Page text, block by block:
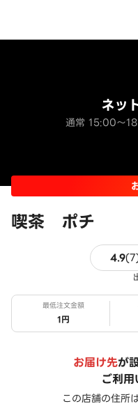
喫茶 ポチ
ネッ
通常 15:00～
4.9(7
最低注文金額
1円
お届け先が
ご利
この店舗の住所